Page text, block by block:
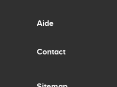
Aide
Contact